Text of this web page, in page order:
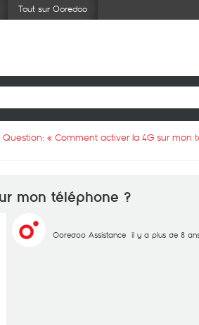
Tout sur Ooredoo
Question: « Comment activer la 4G sur mon
mon téléphone ?
Ooredoo Assistance il y a plus de 8